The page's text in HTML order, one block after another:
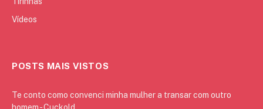
Vídeos
POSTS MAIS VISTOS
Te conto como convenci minha mulher a transar com outro